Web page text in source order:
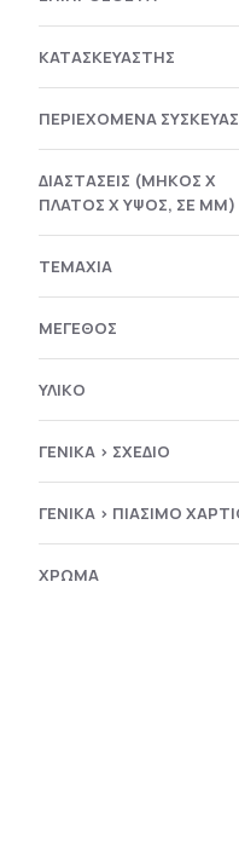
ΚΑΤΑΣΚΕΥΑΣΤΉΣ
ΠΕΡΙΕΧΌΜΕΝΑ
ΔΙΑΣΤΆΣΕΙΣ (ΜΉΚΟΣ X
ΠΛΆΤΟΣ X ΎΨΟΣ, ΣΕ MM)
ΤΕΜΆΧΙΑ
ΜΈΓΕΘΟΣ
ΥΛΙΚΌ
ΓΕΝΙΚΆ > ΣΧΈΔΙΟ
ΓΕΝΙΚΆ > ΠΙΆΣΙΜΟ
ΧΡΏΜΑ